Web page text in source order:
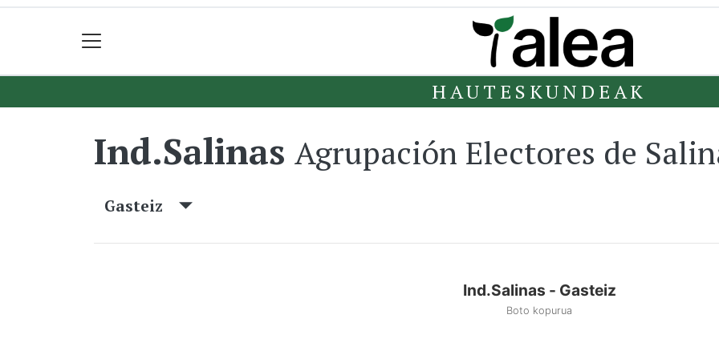
HAUTESKUNDEAK
Ind.Salinas Agrupación Electores de
Gasteiz
Ind.Salinas - Gasteiz
Boto kopurua